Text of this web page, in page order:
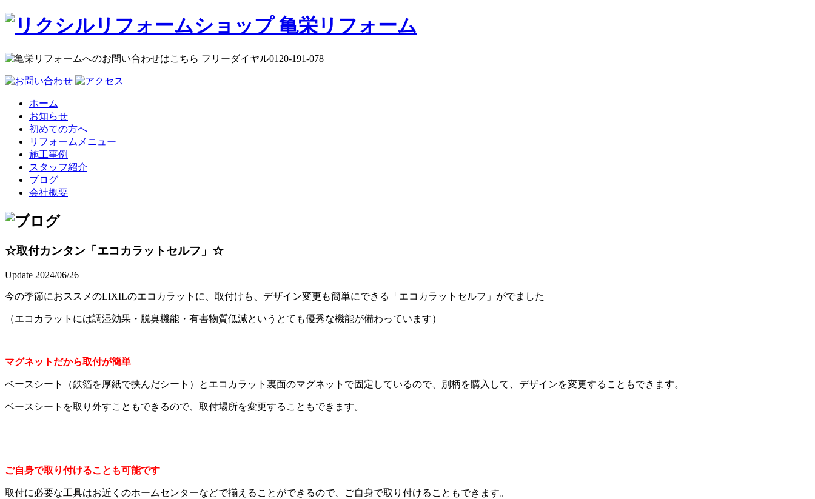
ホーム
お知らせ
初めての方へ
リフォームメニュー
施工事例
スタッフ紹介
ブログ
会社概要
☆取付カンタン「エコカラットセルフ」☆
Update 2024/06/26
今の季節におススメのLIXILのエコカラットに、取付けも、デザイン変更も簡単にできる「エコカラットセルフ」がでました
（エコカラットには調湿効果・脱臭機能・有害物質低減というとても優秀な機能が備わっています）
マグネットだから取付が簡単
ベースシート（鉄箔を厚紙で挟んだシート）とエコカラット裏面のマグネットで固定しているので、別柄を購入して、デザインを変更することもできます。
ベースシートを取り外すこともできるので、取付場所を変更することもできます。
ご自身で取り付けることも可能です
取付に必要な工具はお近くのホームセンターなどで揃えることができるので、ご自身で取り付けることもできます。